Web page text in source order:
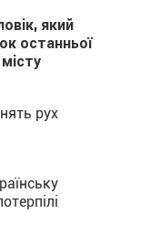
який
останньої
рух